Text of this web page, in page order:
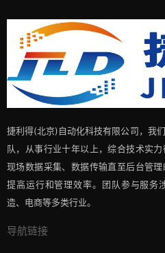
捷利得(北京)自动化科技有限公司，我
队，从事行业十年以上，综合技术实
现场数据采集、数据传输直至后台管
提高运行和管理效率。团队参与服务
造、电商等多类行业。
导航链接